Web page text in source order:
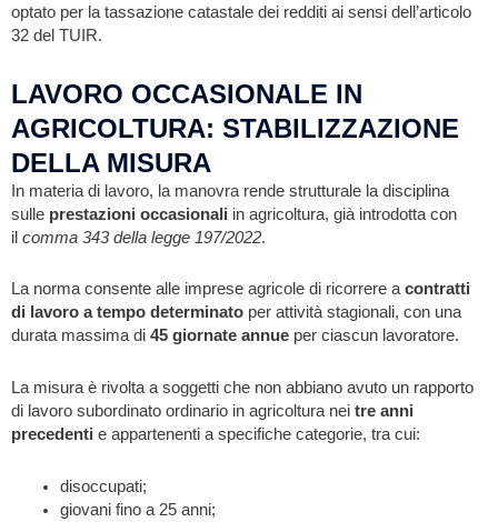
optato per la tassazione catastale dei redditi ai sensi dell’articolo
32 del TUIR.
LAVORO OCCASIONALE IN
AGRICOLTURA: STABILIZZAZIONE
DELLA MISURA
In materia di lavoro, la manovra rende strutturale la disciplina
sulle prestazioni occasionali in agricoltura, già introdotta con
il comma 343 della legge 197/2022.
La norma consente alle imprese agricole di ricorrere acontratti
di lavoro a tempo determinato per attività stagionali, con una
durata massima di 45 giornate annue per ciascun lavoratore.
La misura è rivolta a soggetti che non abbiano avuto un rapporto
di lavoro subordinato ordinario in agricoltura nei tre anni
precedenti e appartenenti a specifiche categorie, tra cui:
disoccupati;
giovani fino a 25 anni;